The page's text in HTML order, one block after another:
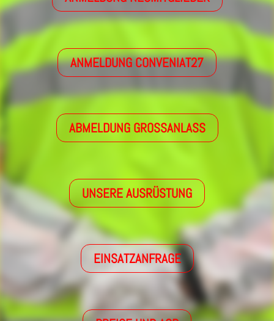
ANMELDUNG CONVENIAT27
ABMELDUNG GROSSANLASS
UNSERE AUSRÜSTUNG
EINSATZANFRAGE